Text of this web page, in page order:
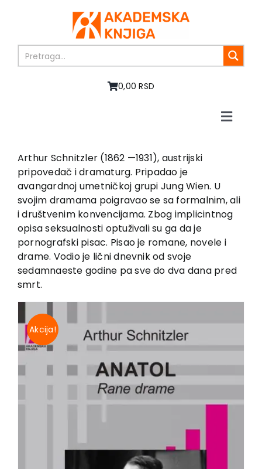
0,00 RSD
Toggle
About us
Books
In preparation
Sale
Authors
News
EU PROJECTS
Contact
Arthur Schnitzler (1862 —1931), austrijski
pripovedač i dramaturg. Pripadao je
avangardnoj umetničkoj grupi Jung Wien. U
svojim dramama poigravao se sa formalnim, ali
i društvenim konvencijama. Zbog implicintnog
opisa seksualnosti optuživali su ga da je
pornografski pisac. Pisao je romane, novele i
drame. Vodio je lični dnevnik od svoje
sedamnaeste godine pa sve do dva dana pred
smrt.
Akcija!